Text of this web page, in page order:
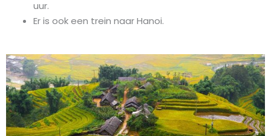
uur.
Er is ook een trein naar Hanoi.